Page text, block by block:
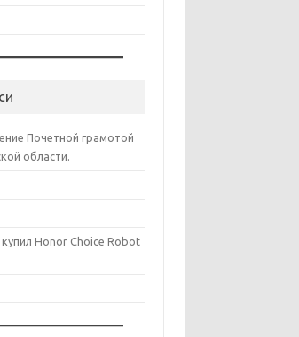
Почетной грамотой
области.
Honor Choice Robot